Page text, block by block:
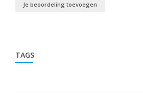
Je beoordeling toevoegen
TAGS